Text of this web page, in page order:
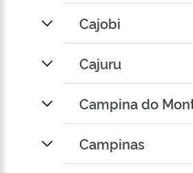
Cajobi
Cajuru
Campina do
Campinas